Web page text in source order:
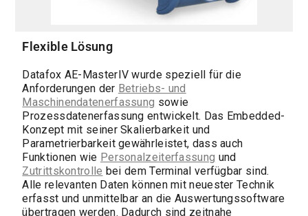
Flexible Lösung
Datafox AE-MasterIV wurde speziell für die
Anforderungen der Betriebs- und
Maschinendatenerfassung sowie
Prozessdatenerfassung entwickelt. Das Embedded-
Konzept mit seiner Skalierbarkeit und
Parametrierbarkeit gewährleistet, dass auch
Funktionen wie Personalzeiterfassung und
Zutrittskontrolle bei dem Terminal verfügbar sind.
Alle relevanten Daten können mit neuester Technik
erfasst und unmittelbar an die Auswertungssoftware
übertragen werden. Dadurch sind zeitnahe